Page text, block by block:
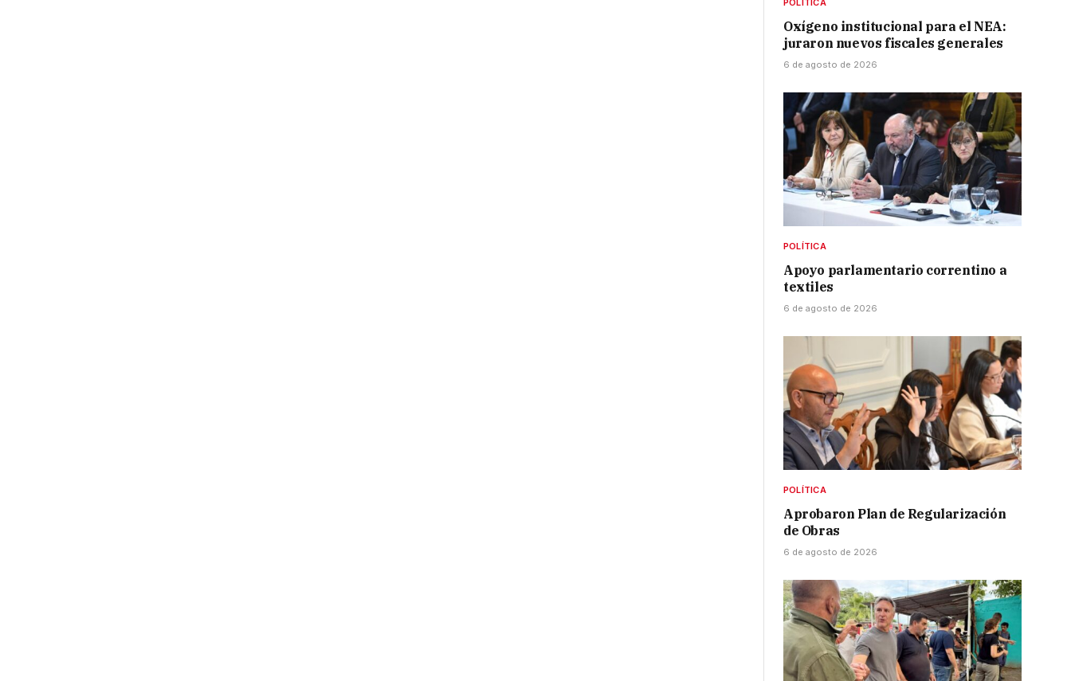
POLÍTICA
Oxígeno institucional para el NEA:
juraron nuevos fiscales generales
6 de agosto de 2026
POLÍTICA
Apoyo parlamentario correntino a
textiles
6 de agosto de 2026
POLÍTICA
Aprobaron Plan de Regularización
de Obras
6 de agosto de 2026